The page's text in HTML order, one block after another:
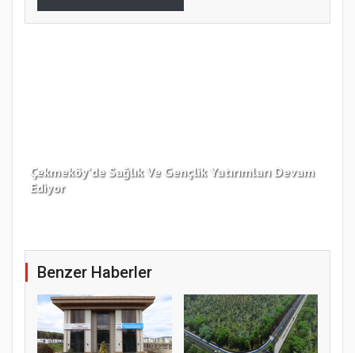
Çekmeköy’de Sağlık Ve Gençlik Yatırımları Devam
Ediyor
Benzer Haberler